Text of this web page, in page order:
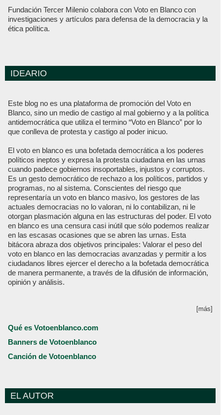
Fundación Tercer Milenio colabora con Voto en Blanco con
investigaciones y artículos para defensa de la democracia y la
ética política.
IDEARIO
Este blog no es una plataforma de promoción del Voto en
Blanco, sino un medio de castigo al mal gobierno y a la política
antidemocrática que utiliza el termino “Voto en Blanco” por lo
que conlleva de protesta y castigo al poder inicuo.
El voto en blanco es una bofetada democrática a los poderes
políticos ineptos y expresa la protesta ciudadana en las urnas
cuando padece gobiernos insoportables, injustos y corruptos.
Es un gesto democrático de rechazo a los políticos, partidos y
programas, no al sistema. Conscientes del riesgo que
representaría un voto en blanco masivo, los gestores de las
actuales democracias no lo valoran, ni lo contabilizan, ni le
otorgan plasmación alguna en las estructuras del poder. El voto
en blanco es una censura casi inútil que sólo podemos realizar
en las escasas ocasiones que se abren las urnas. Esta
bitácora abraza dos objetivos principales: Valorar el peso del
voto en blanco en las democracias avanzadas y permitir a los
ciudadanos libres ejercer el derecho a la bofetada democrática
de manera permanente, a través de la difusión de información,
opinión y análisis.
[más]
Qué es Votoenblanco.com
Banners de Votoenblanco
Canción de Votoenblanco
EL AUTOR